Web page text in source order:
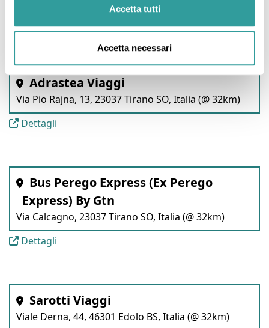
Accetta tutti
Accetta necessari
Dettagli
Adrastea Viaggi
Via Pio Rajna, 13, 23037 Tirano SO, Italia (@ 32km)
Dettagli
Bus Perego Express (Ex Perego
Express) By Gtn
Via Calcagno, 23037 Tirano SO, Italia (@ 32km)
Dettagli
Sarotti Viaggi
Viale Derna, 44, 46301 Edolo BS, Italia (@ 32km)